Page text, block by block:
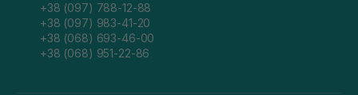
+38 (097) 788-12-88
+38 (097) 983-41-20
+38 (068) 693-46-00
+38 (068) 951-22-86